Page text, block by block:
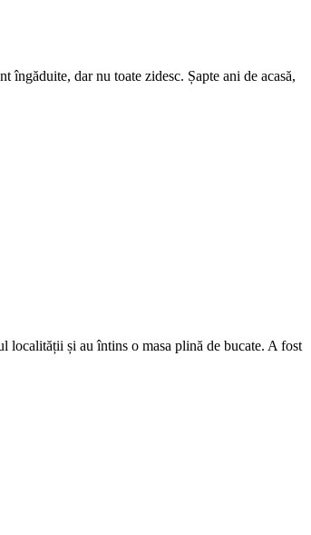
dar nu toate zidesc. Șapte ani de acasă,
localității și au întins o masa plină de bucate. A fost